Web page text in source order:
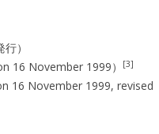
）
16 November 1999）
[3]
16 November 1999, revised